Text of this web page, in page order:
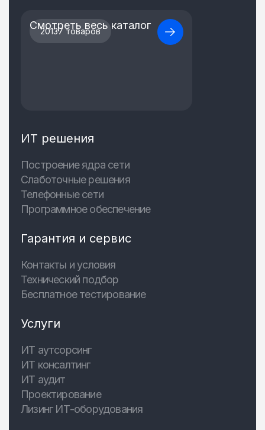
20137 товаров
Смотреть весь каталог
ИТ решения
Построение ядра сети
Слаботочные решения
Телефонные сети
Программное обеспечение
Гарантия и сервис
Контакты и условия
Технический подбор
Бесплатное тестирование
Услуги
ИТ аутсорсинг
ИТ консалтинг
ИТ аудит
Проектирование
Лизинг ИТ-оборудования